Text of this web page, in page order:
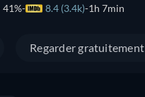
41% 8.4 (3.4k) 1h 7min
Regarder gratuitement